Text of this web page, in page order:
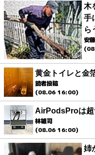
木
手
ら
安
黄金トイレと金
読者投稿
(08.06 16:00)
AirPodsProは超
林雄司
(08.06 16:00)
姉